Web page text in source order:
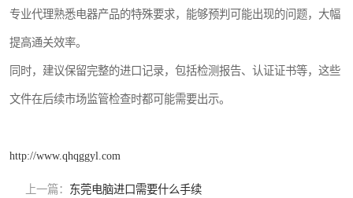
专业代理熟悉电器产品的特殊要求，能够预判可能出现的问题，大幅
提高通关效率。
同时，建议保留完整的进口记录，包括检测报告、认证证书等，这些
文件在后续市场监管检查时都可能需要出示。
http://www.qhqggyl.com
上一篇： 东莞电脑进口需要什么手续